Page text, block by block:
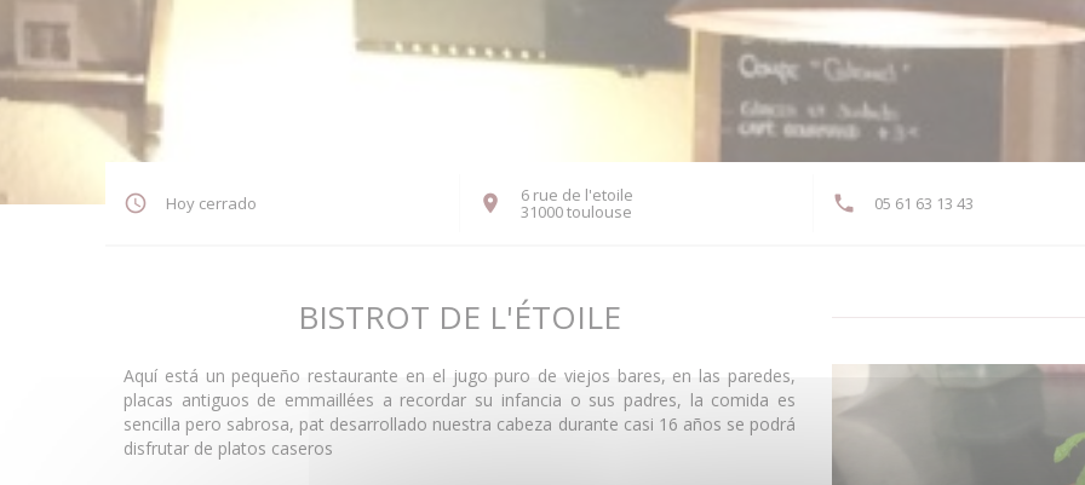
Hoy cerrado 6 rue de l'etoile
31000 toulouse((abre en una nueva ventana)) 05 61 63 13 43
BISTROT DE L'ÉTOILE
Aquí está un pequeño restaurante en el jugo puro de viejos bares, en las paredes,
placas antiguos de emmaillées a recordar su infancia o sus padres, la comida es
sencilla pero sabrosa, pat desarrollado nuestra cabeza durante casi 16 años se podrá
disfrutar de platos caseros